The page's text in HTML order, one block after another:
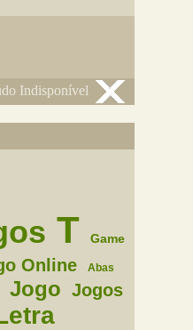
Indisponível
T Game
Online Abas
Jogo Jogos